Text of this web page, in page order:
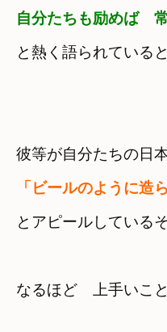
自分たちも励めば　
彼等が自分たちの日
「ビールのように造
とアピールしている
なるほど　上手いこ